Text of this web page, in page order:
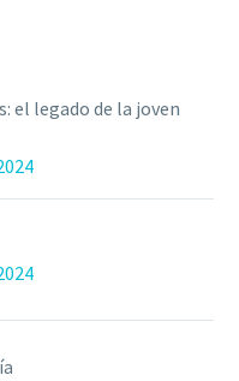
el legado de la joven